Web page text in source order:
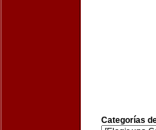
Categorías